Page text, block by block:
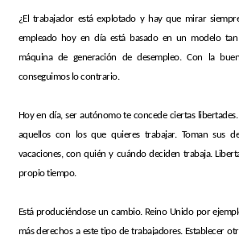
¿El trabajador está explotado y hay que mirar
empleado hoy en día está basado en un modelo
máquina de generación de desempleo. Con la
conseguimos lo contrario.
Hoy en día, ser autónomo te concede ciertas
aquellos con los que quieres trabajar. Toman sus
vacaciones, con quién y cuándo deciden trabaja.
propio tiempo.
Está produciéndose un cambio. Reino Unido por
más derechos a este tipo de trabajadores. Establecer